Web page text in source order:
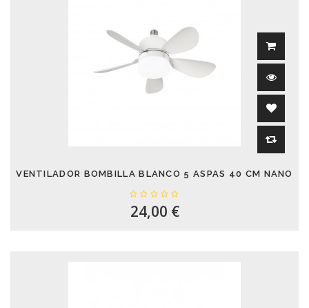
VENTILADOR BOMBILLA BLANCO 5 ASPAS 40 CM NANO
24,00 €